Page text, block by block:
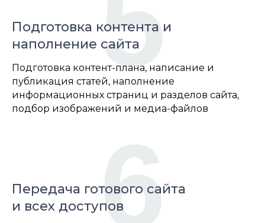
Подготовка контента и
наполнение сайта
Подготовка контент-плана, написание и
публикация статей, наполнение
информационных страниц и разделов сайта,
подбор изображений и медиа-файлов
Передача готового сайта
и всех доступов6